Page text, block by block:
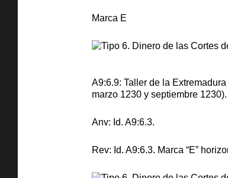
Marca E
A9:6.9: Taller de la
marzo 1230 y septiembre
Anv: Id. A9:6.3.
Rev: Id. A9:6.3. Marca “E”